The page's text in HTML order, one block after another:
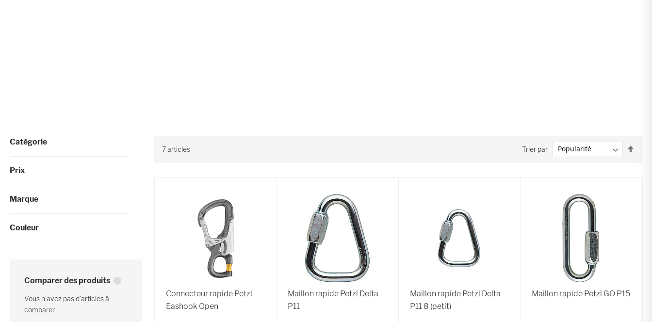
7articles Trier par
Connecteur rapide Petzl
Eashook Open
Maillon rapide Petzl Delta
P11
Maillon rapide Petzl Delta
P11 8 (petit)
Maillon rapide Petzl GO P15
Affiner les options
Catégorie
Prix
Marque
Couleur
Comparer des produits
Vous n’avez pas d’articles à
comparer.